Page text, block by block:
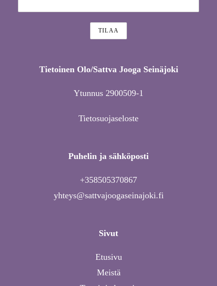
Tietoinen Olo/Sattva Jooga Seinäjoki
Ytunnus 2900509-1
Tietosuojaseloste
Puhelin ja sähköposti
+358505370867
yhteys@sattvajoogaseinajoki.fi
Sivut
Etusivu
Meistä